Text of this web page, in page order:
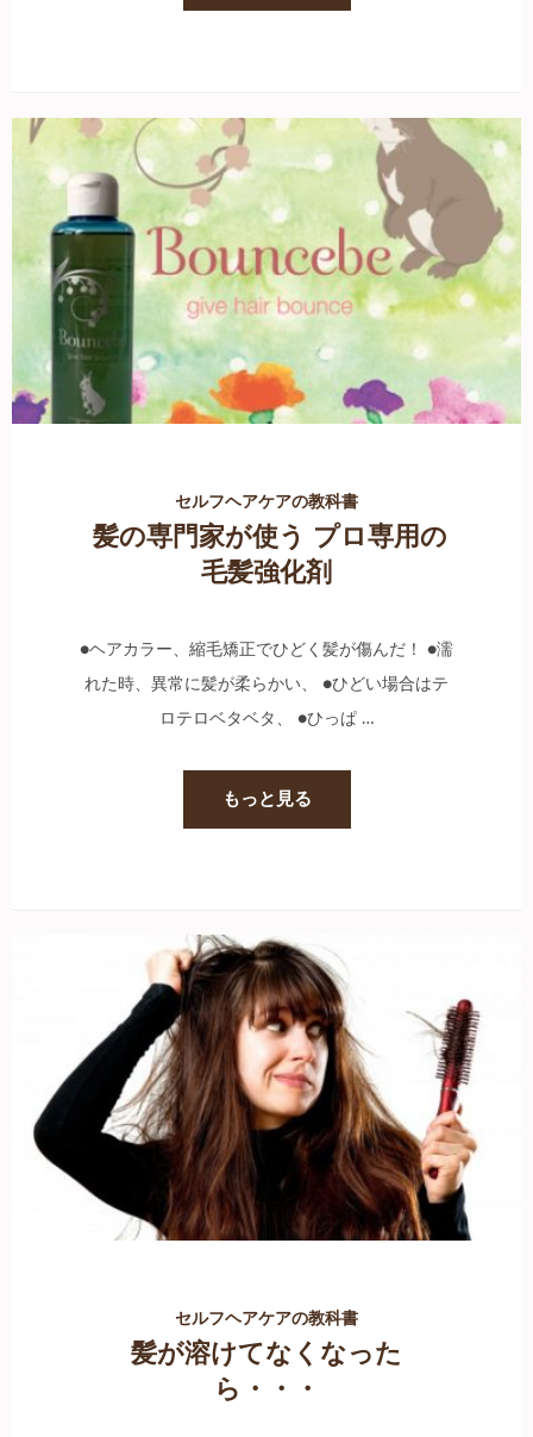
セルフヘアケアの教科書
髪の専門家が使う プロ専用の
毛髪強化剤
●ヘアカラー、縮毛矯正でひどく髪が傷んだ！ ●濡
れた時、異常に髪が柔らかい、 ●ひどい場合はテ
ロテロベタベタ、 ●ひっぱ …
もっと見る
セルフヘアケアの教科書
髪が溶けてなくなった
ら・・・